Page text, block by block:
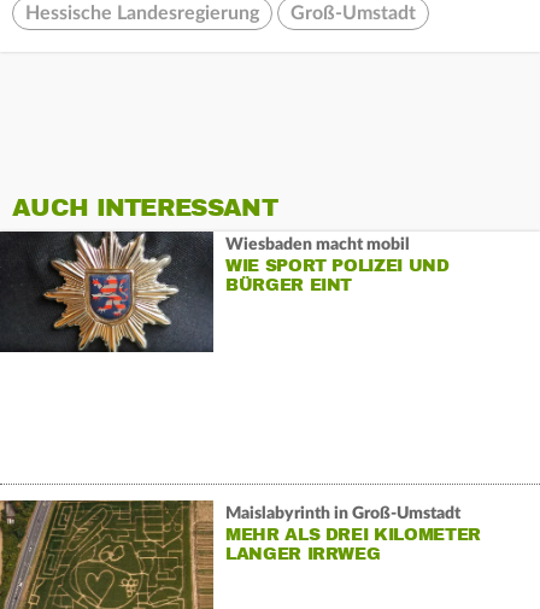
Hessische Landesregierung Groß-Umstadt
AUCH INTERESSANT
Wiesbaden macht mobil
WIE SPORT POLIZEI UND
BÜRGER EINT
Maislabyrinth in Groß-Umstadt
MEHR ALS DREI KILOMETER
LANGER IRRWEG